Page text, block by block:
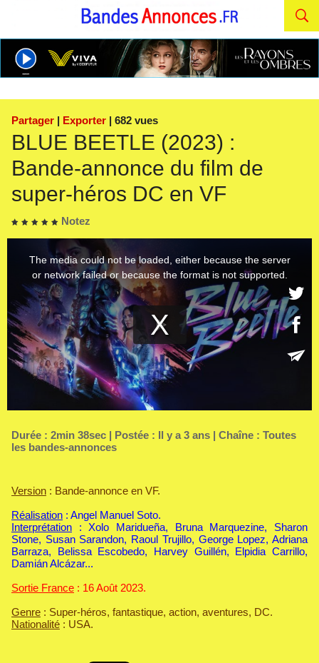
Partager | Exporter | 682 vues
BLUE BEETLE (2023) :
Bande-annonce du film de
super-héros DC en VF
Notez
Durée : 2min 38sec | Postée : Il y a 3 ans | Chaîne : Toutes
les bandes-annonces
Version : Bande-annonce en VF.
Réalisation : Angel Manuel Soto.
Interprétation : Xolo Maridueña, Bruna Marquezine, Sharon
Stone, Susan Sarandon, Raoul Trujillo, George Lopez, Adriana
Barraza, Belissa Escobedo, Harvey Guillén, Elpidia Carrillo,
Damián Alcázar...
Sortie France : 16 Août 2023.
Genre : Super-héros, fantastique, action, aventures, DC.
Nationalité : USA.